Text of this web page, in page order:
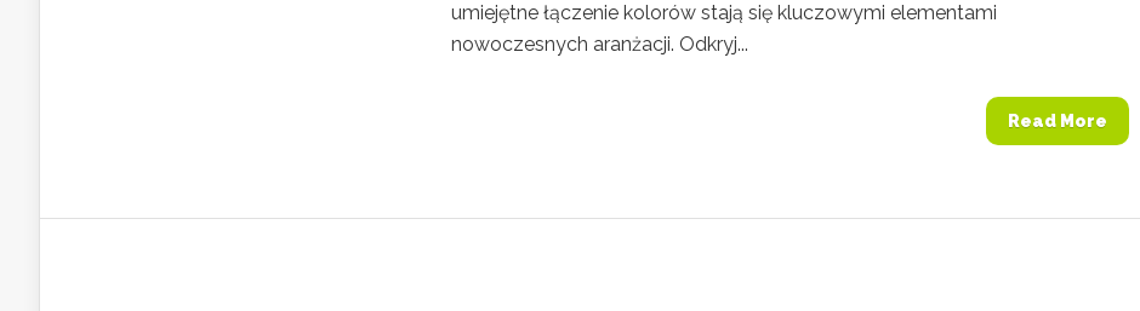
umiejętne łączenie kolorów stają się kluczowymi elementami
nowoczesnych aranżacji. Odkryj...
Read More